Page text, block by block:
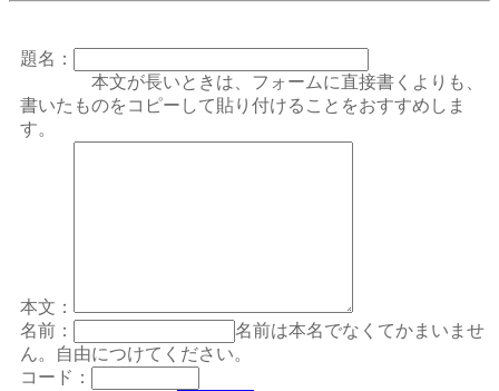
題名：
本文が長いときは、フォームに直接書くよりも、
書いたものをコピーして貼り付けることをおすすめしま
す。
本文：
名前：
名前は本名でなくてかまいませ
ん。自由につけてください。
コード：